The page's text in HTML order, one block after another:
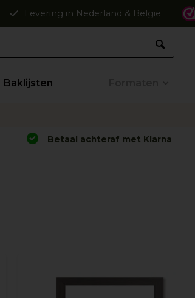
Levering in Nederland & België
Baklijsten
Betaal achteraf met Klarna